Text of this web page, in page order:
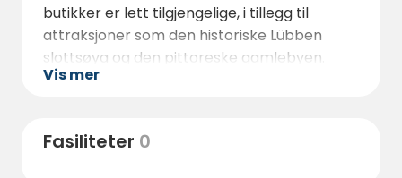
butikker er lett tilgjengelige, i tillegg til
attraksjoner som den historiske Lübben
slottsøya og den pittoreske gamlebyen.
Agurksykkelstien eller panoramaruter fører
Vis mer
Fasiliteter 0